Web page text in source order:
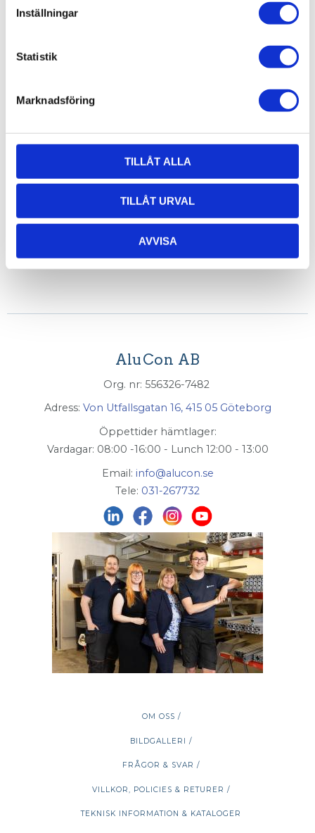
Inställningar
Statistik
Marknadsföring
TILLÅT ALLA
TILLÅT URVAL
AVVISA
Profil 80 x
T-Spår 8
för M12 skruv.
13 116,79KR
AluCon AB
Org. nr: 556326-7482
Adress: Von Utfallsgatan 16, 415 05 Göteborg
Öppettider hämtlager:
Vardagar: 08:00 -16:00 - Lunch 12:00 - 13:00
Email: info@alucon.se
Tele: 031-267732
OM OSS /
BILDGALLERI /
FRÅGOR & SVAR /
VILLKOR, POLICIES & RETURER /
TEKNISK INFORMATION & KATALOGER